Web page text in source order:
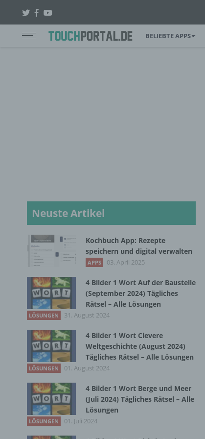
BELIEBTE APPS
Neuste Artikel
Kochbuch App: Rezepte
speichern und digital verwalten
APPS 03. April 2025
4 Bilder 1 Wort Auf der Baustelle
(September 2024) Tägliches
Rätsel – Alle Lösungen
LÖSUNGEN 31. August 2024
4 Bilder 1 Wort Clevere
Weltgeschichte (August 2024)
Tägliches Rätsel – Alle Lösungen
LÖSUNGEN 01. August 2024
4 Bilder 1 Wort Berge und Meer
(Juli 2024) Tägliches Rätsel – Alle
Lösungen
LÖSUNGEN 01. Juli 2024